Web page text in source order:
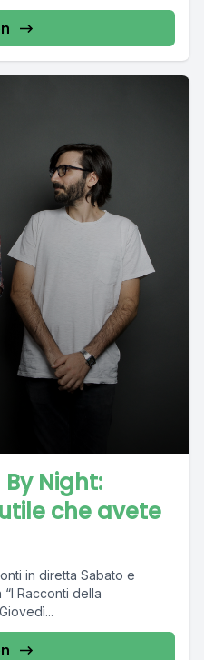
Night:
che avete
in diretta Sabato e
Racconti della